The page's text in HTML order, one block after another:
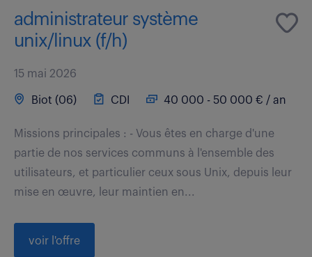
administrateur système
unix/linux (f/h)
15 mai 2026
Biot (06) CDI 40 000 - 50 000 € / an
Missions principales : - Vous êtes en charge d'une
partie de nos services communs à l'ensemble des
utilisateurs, et particulier ceux sous Unix, depuis leur
mise en œuvre, leur maintien en...
voir l'offre